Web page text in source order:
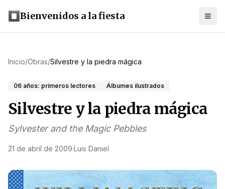
Bienvenidos a la fiesta
Inicio/Obras/Silvestre y la piedra mágica
06 años: primeros lectores Álbumes ilustrados
Silvestre y la piedra mágica
Sylvester and the Magic Pebbles
21 de abril de 2009·Luis Daniel